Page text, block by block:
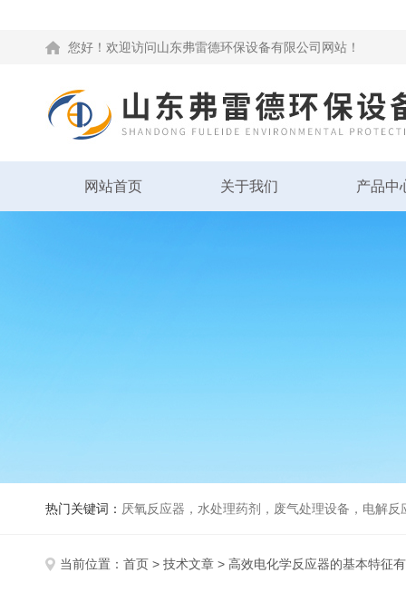
您好！欢迎访问山东弗雷德环保设备有限公司网站！
网站首页 关于我们 产品中
热门关键词： 厌氧反应器，水处理药剂，废气处理设备，电解
当前位置： 首页 > 技术文章 > 高效电化学反应器的基本特征